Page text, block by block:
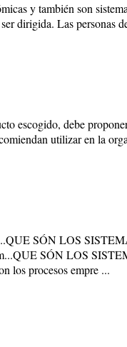
y también son
dirigida. Las personas
escogido, debe
utilizar en la
SÓN LOS
SÓN LOS
los procesos empre ...